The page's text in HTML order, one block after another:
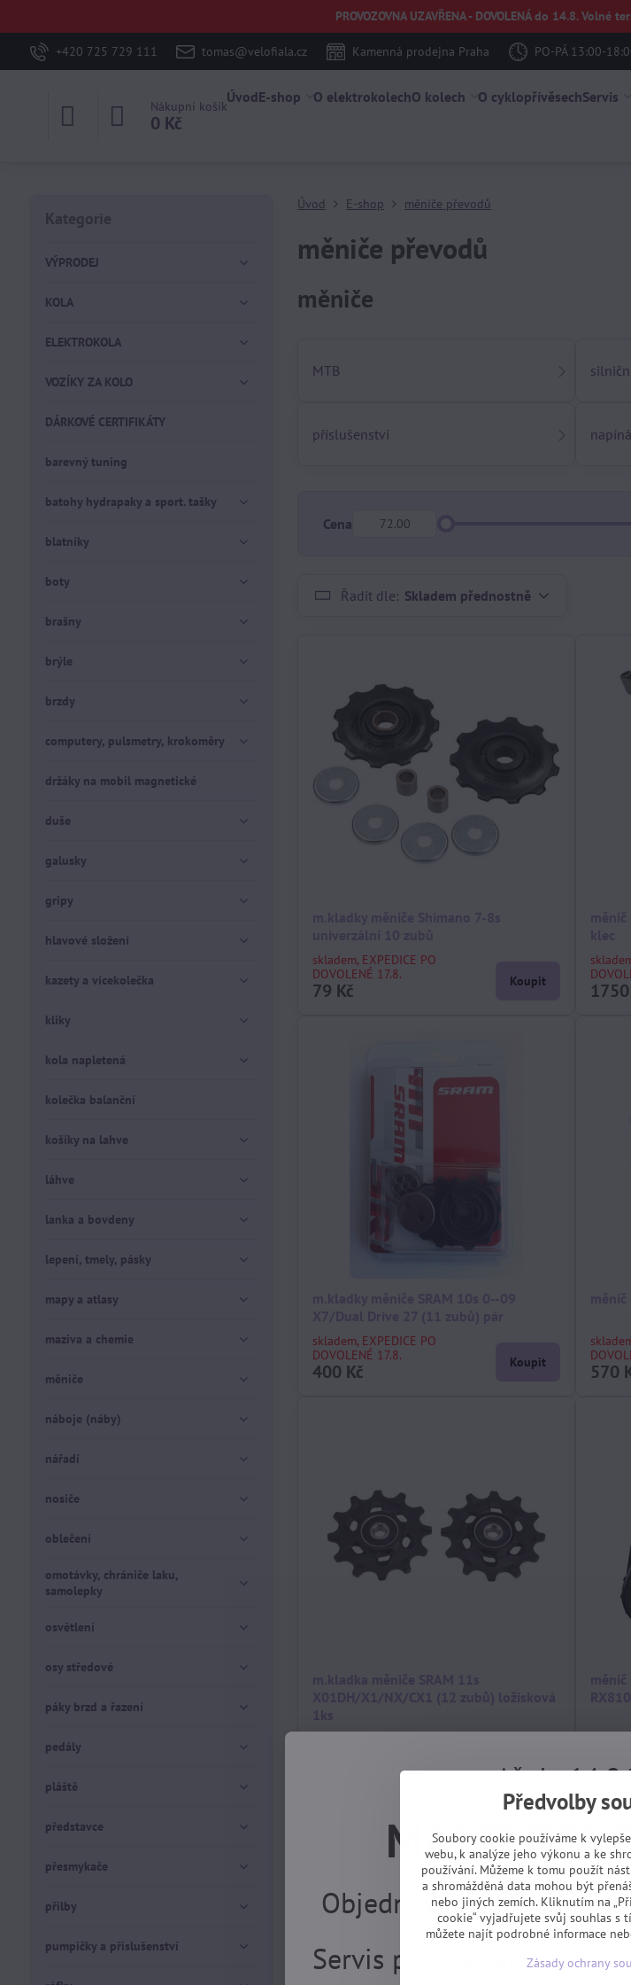
PROVOZOVNA UZAVŘENA - DOVOLENÁ do 14.8.
+420 725 729 111 tomas@velofiala.cz Kamenná prodejna Praha PO-PÁ 13:00-
Nákupní košík
0 Kč
ÚvodE-shop O elektrokolechO kolech O cyklopřívěsechServis
Úvod E-shop měniče převodů
měniče převodů
měniče
MTB
příslušenství
Řadit dle: Skladem přednostně
skladem, EXPEDICE PO
DOVOLENÉ 17.8.
79 Kč Koupit
skladem, EXPEDICE PO
DOVOLENÉ 17.8.
400 Kč Koupit 570
Cena
Kategorie
VÝPRODEJ
KOLA
ELEKTROKOLA
VOZÍKY ZA KOLO
DÁRKOVÉ CERTIFIKÁTY
barevný tuning
batohy hydrapaky a sport. tašky
blatníky
boty
brašny
brýle
brzdy
computery, pulsmetry, krokoměry
držáky na mobil magnetické
duše
galusky
gripy
hlavové složení
kazety a vícekolečka
kliky
kola napletená
kolečka balanční
košíky na lahve
láhve
lanka a bovdeny
lepení, tmely, pásky
mapy a atlasy
maziva a chemie
měniče
náboje (náby)
nářadí
nosiče
oblečení
omotávky, chrániče laku,
samolepky
osvětlení
osy středové
páky brzd a řazení
pedály
pláště
představce
přesmykače
přilby
pumpičky a příslušenství
Předvolby
Soubory cookie používáme k
webu, k analýze jeho výkonu a ke
používání. Můžeme k tomu použít
a shromážděná data mohou být
nebo jiných zemích. Kliknutím na
cookie“ vyjadřujete svůj souhlas s
můžete najít podrobné informace
Zásady ochrany
Až do
MÁME
Objednávky z e-shopu
Servis pro předem